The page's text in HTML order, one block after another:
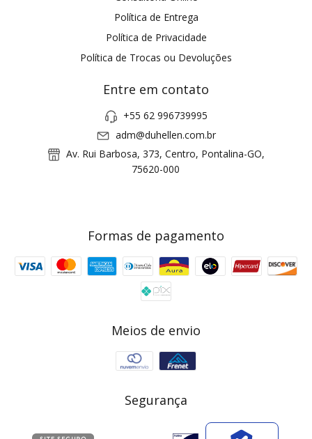
Política de Entrega
Política de Privacidade
Política de Trocas ou Devoluções
Entre em contato
+55 62 996739995
adm@duhellen.com.br
Av. Rui Barbosa, 373, Centro, Pontalina-GO,
75620-000
Formas de pagamento
Meios de envio
Segurança